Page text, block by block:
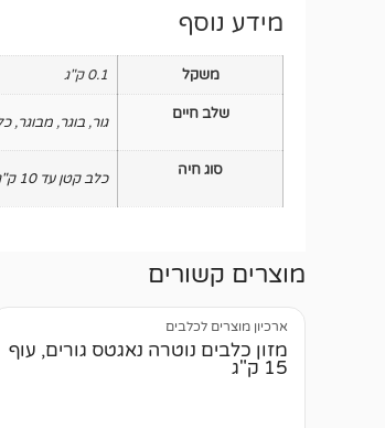
מידע נוסף
משקל 0.1 ק"ג
שלב חיים גור, בוגר, מבוגר,
סוג חיה כלב קטן עד 10 ק"ג
מוצרים קשורים
ארכיון מוצרים לכלבים
מזון כלבים נוטרה נאגטס גורים, עוף
15 ק"ג